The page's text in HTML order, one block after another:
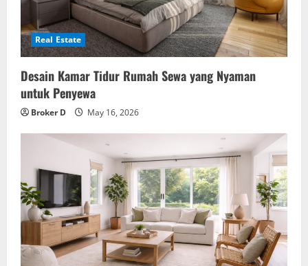
Real Estate
Desain Kamar Tidur Rumah Sewa yang Nyaman
untuk Penyewa
Broker D May 16, 2026